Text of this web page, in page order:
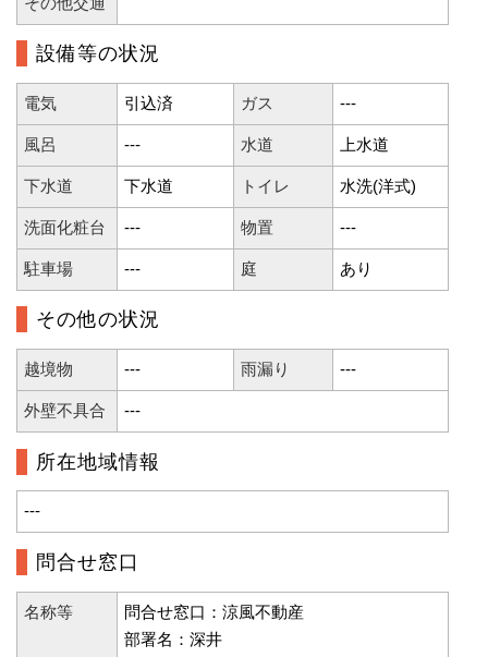
設備等の状況
電気 引込済 ガス ---
風呂 --- 水道 上水道
下水道 下水道 トイレ 水洗(洋式)
洗面化粧台 --- 物置 ---
駐車場 --- 庭 あり
その他の状況
越境物 --- 雨漏り ---
外壁不具合 ---
所在地域情報
---
問合せ窓口
名称等
問合せ窓口：涼風不動産
部署名：深井